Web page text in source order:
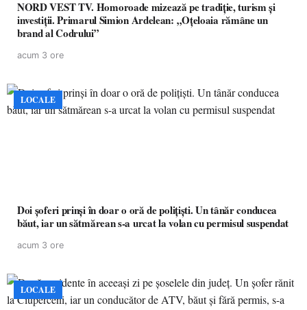
NORD VEST TV. Homoroade mizează pe tradiție, turism și
investiții. Primarul Simion Ardelean: „Oțeloaia rămâne un
brand al Codrului”
acum 3 ore
LOCALE
Doi șoferi prinși în doar o oră de polițiști. Un tânăr conducea
băut, iar un sătmărean s-a urcat la volan cu permisul suspendat
acum 3 ore
LOCALE